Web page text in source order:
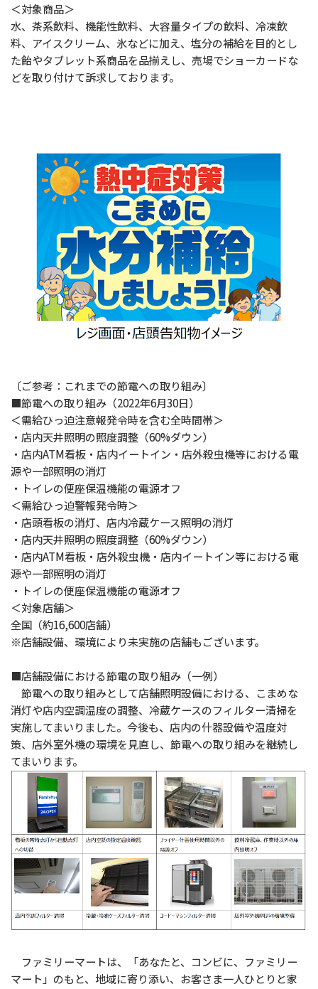
＜対象商品＞
水、茶系飲料、機能性飲料、大容量タイプの飲料、冷凍飲
料、 アイスクリーム、氷などに加え、塩分の補給を目的とし
た飴やタブレット系商品を品揃えし、売場でショーカードな
どを取り付けて訴求しております。
〔ご参考：これまでの節電への取り組み〕
■節電への取り組み（2022年6月30日）
＜需給ひっ迫注意報発令時を含む全時間帯＞
・店内天井照明の照度調整（60%ダウン）
・店内ATM看板・店内イートイン・店外殺虫機等における電
源や一部照明の消灯
・トイレの便座保温機能の電源オフ
＜需給ひっ迫警報発令時＞
・店頭看板の消灯、店内冷蔵ケース照明の消灯
・店内天井照明の照度調整（60%ダウン）
・店内ATM看板・店外殺虫機・店内イートイン等における電
源や一部照明の消灯
・トイレの便座保温機能の電源オフ
＜対象店舗＞
全国（約16,600店舗）
※店舗設備、環境により未実施の店舗もございます。
■店舗設備における節電の取り組み（一例）
節電への取り組みとして店舗照明設備における、こまめな
消灯や店内空調温度の調整、冷蔵ケースのフィルター清掃を
実施してまいりました。今後も、店内の什器設備や温度対
策、店外室外機の環境を見直し、節電への取り組みを継続し
てまいります。
ファミリーマートは、「あなたと、コンビに、ファミリー
マート」のもと、地域に寄り添い、お客さま一人ひとりと家